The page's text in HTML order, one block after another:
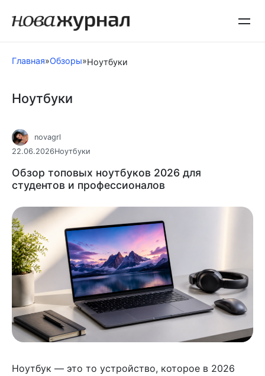
Главная»Обзоры»Ноутбуки
Ноутбуки
novagrl
22.06.2026Ноутбуки
Обзор топовых ноутбуков 2026 для
студентов и профессионалов
Ноутбук — это то устройство, которое в 2026